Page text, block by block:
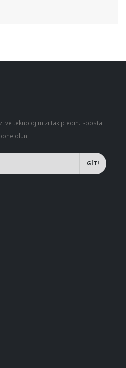
ve teknolojimizi takip edin.E-posta
olun.
GİT!